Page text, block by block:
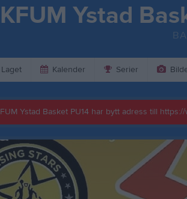
KFUM Ystad
Laget Kalender Serier
Ystad Basket PU14 har bytt adress till